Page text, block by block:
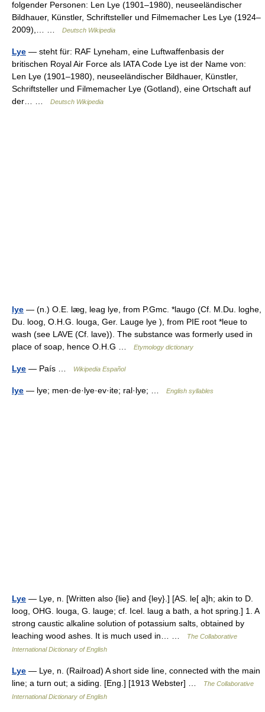
folgender Personen: Len Lye (1901–1980), neuseeländischer
Bildhauer, Künstler, Schriftsteller und Filmemacher Les Lye (1924–
2009),… …
Deutsch Wikipedia
Lye — steht für: RAF Lyneham, eine Luftwaffenbasis der
britischen Royal Air Force als IATA Code Lye ist der Name von:
Len Lye (1901–1980), neuseeländischer Bildhauer, Künstler,
Schriftsteller und Filmemacher Lye (Gotland), eine Ortschaft auf
der… …
Deutsch Wikipedia
lye — (n.) O.E. læg, leag lye, from P.Gmc. *laugo (Cf. M.Du. loghe,
Du. loog, O.H.G. louga, Ger. Lauge lye ), from PIE root *leue to
wash (see LAVE (Cf. lave)). The substance was formerly used in
place of soap, hence O.H.G …
Etymology dictionary
Lye — País … Wikipedia Español
lye — lye; men·de·lye·ev·ite; ral·lye; … English syllables
Lye — Lye, n. [Written also {lie} and {ley}.] [AS. le[ a]h; akin to D.
loog, OHG. louga, G. lauge; cf. Icel. laug a bath, a hot spring.] 1. A
strong caustic alkaline solution of potassium salts, obtained by
leaching wood ashes. It is much used in… …
The Collaborative
International Dictionary of English
Lye — Lye, n. (Railroad) A short side line, connected with the main
line; a turn out; a siding. [Eng.] [1913 Webster] …
The Collaborative
International Dictionary of English